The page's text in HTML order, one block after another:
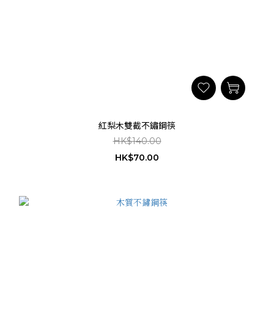
紅梨木雙截不鏽鋼筷
HK$140.00
HK$70.00